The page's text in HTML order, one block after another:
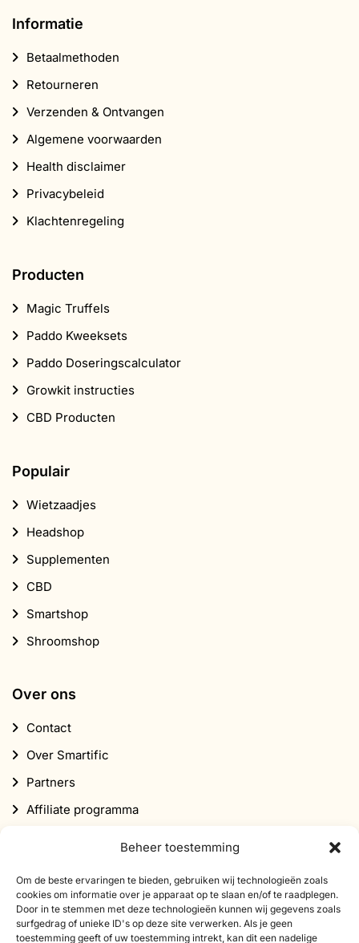
Beheer toestemming
Om de beste ervaringen te bieden, gebruiken wij technologieën zoals
cookies om informatie over je apparaat op te slaan en/of te raadplegen.
Door in te stemmen met deze technologieën kunnen wij gegevens zoals
surfgedrag of unieke ID's op deze site verwerken. Als je geen
toestemming geeft of uw toestemming intrekt, kan dit een nadelige
Informatie
Betaalmethoden
Retourneren
Verzenden & Ontvangen
Algemene voorwaarden
Health disclaimer
Privacybeleid
Klachtenregeling
Producten
Magic Truffels
Paddo Kweeksets
Paddo Doseringscalculator
Growkit instructies
CBD Producten
Populair
Wietzaadjes
Headshop
Supplementen
CBD
Smartshop
Shroomshop
Over ons
Contact
Over Smartific
Partners
Affiliate programma